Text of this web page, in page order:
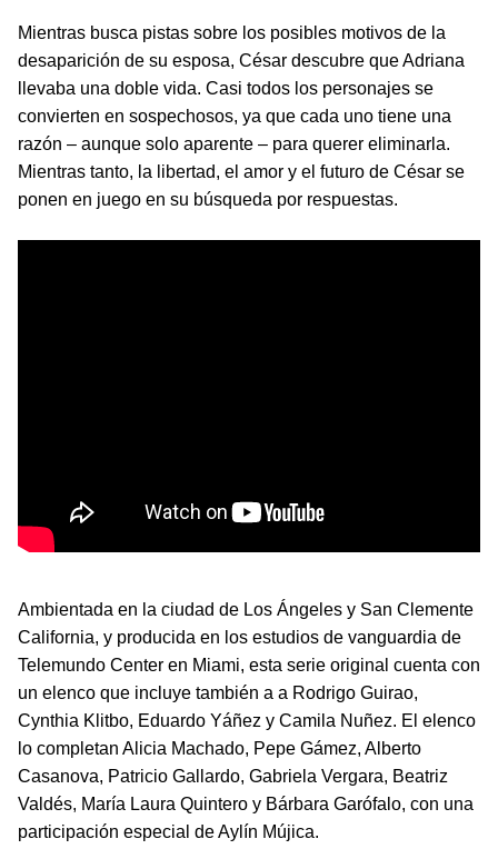
Mientras busca pistas sobre los posibles motivos de la
desaparición de su esposa, César descubre que Adriana
llevaba una doble vida. Casi todos los personajes se
convierten en sospechosos, ya que cada uno tiene una
razón – aunque solo aparente – para querer eliminarla.
Mientras tanto, la libertad, el amor y el futuro de César se
ponen en juego en su búsqueda por respuestas.
Ambientada en la ciudad de Los Ángeles y San Clemente
California, y producida en los estudios de vanguardia de
Telemundo Center en Miami, esta serie original cuenta con
un elenco que incluye también a a Rodrigo Guirao,
Cynthia Klitbo, Eduardo Yáñez y Camila Nuñez. El elenco
lo completan Alicia Machado, Pepe Gámez, Alberto
Casanova, Patricio Gallardo, Gabriela Vergara, Beatriz
Valdés, María Laura Quintero y Bárbara Garófalo, con una
participación especial de Aylín Mújica.